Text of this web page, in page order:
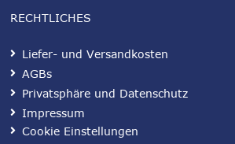
RECHTLICHES
Liefer- und Versandkosten
AGBs
Privatsphäre und Datenschutz
Impressum
Cookie Einstellungen